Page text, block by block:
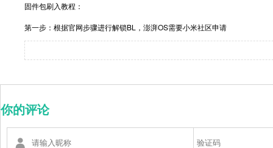
固件包刷入教程：
第一步：根据官网步骤进行解锁BL，澎湃OS需要小米社区申请
你的评论